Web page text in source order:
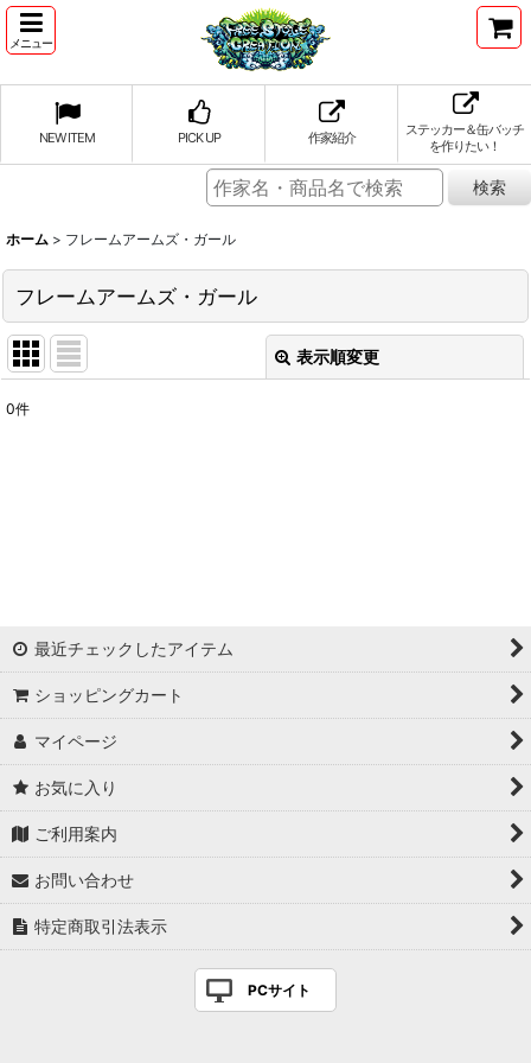
メニュー
NEW ITEM PICK UP 作家紹介
ステッカー＆缶バッチ
を作りたい！
ホーム > フレームアームズ・ガール
フレームアームズ・ガール
表示順変更
0件
最近チェックしたアイテム
ショッピングカート
マイページ
お気に入り
ご利用案内
お問い合わせ
特定商取引法表示
PCサイト